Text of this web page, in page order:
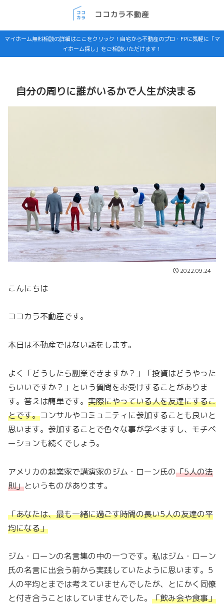
マイホーム無料相談の詳細はここをクリック！自宅から不動産のプロ・FPに気軽に「マ
イホーム探し」をご相談いただけます！
自分の周りに誰がいるかで人生が決まる
2022.09.24
こんにちは
ココカラ不動産です。
本日は不動産ではない話をします。
よく「どうしたら副業できますか？」「投資はどうやった
らいいですか？」という質問をお受けすることがありま
す。答えは簡単です。 実際にやっている人を友達にするこ
とです。コンサルやコミュニティに参加することも良いと
思います。参加することで色々な事が学べますし、モチベ
ーションも続くでしょう。
アメリカの起業家で講演家のジム・ローン氏の「5人の法
則」というものがあります。
「あなたは、最も一緒に過ごす時間の長い5人の友達の平
均になる」
ジム・ローンの名言集の中の一つです。私はジム・ローン
氏の名言に出会う前から実践していたように思います。5
人の平均とまでは考えていませんでしたが、とにかく同僚
と付き合うことはしていませんでした。 「飲み会や食事」